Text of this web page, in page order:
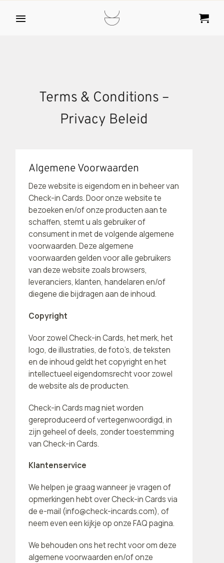
Terms & Conditions –
Privacy Beleid
Algemene Voorwaarden
Deze website is eigendom en in beheer van
Check-in Cards. Door onze website te
bezoeken en/of onze producten aan te
schaffen, stemt u als gebruiker of
consument in met de volgende algemene
voorwaarden. Deze algemene
voorwaarden gelden voor alle gebruikers
van deze website zoals browsers,
leveranciers, klanten, handelaren en/of
diegene die bijdragen aan de inhoud.
Copyright
Voor zowel Check-in Cards, het merk, het
logo, de illustraties, de foto’s, de teksten
en de inhoud geldt het copyright en het
intellectueel eigendomsrecht voor zowel
de website als de producten.
Check-in Cards mag niet worden
gereproduceerd of vertegenwoordigd, in
zijn geheel of deels, zonder toestemming
van Check-in Cards.
Klantenservice
We helpen je graag wanneer je vragen of
opmerkingen hebt over Check-in Cards via
de e-mail (info@check-incards.com), of
neem even een kijkje op onze FAQ pagina.
We behouden ons het recht voor om deze
algemene voorwaarden en/of onze